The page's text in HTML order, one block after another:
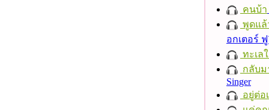
คนบ้า
พูดแล้
อกเตอร์
ทะเล
กลับม
Singer
อยู่ต่อ